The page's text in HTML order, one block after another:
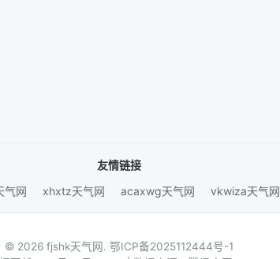
友情链接
气网
xhxtz天气网 acaxwg天气网 vkwiza天气网
© 2026 fjshk天气网. 鄂ICP备2025112444号-1